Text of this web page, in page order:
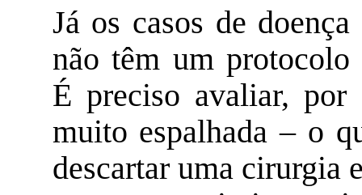
Já os casos de
não têm um protocolo
É preciso avaliar, por
muito espalhada – o
descartar uma cirurgia